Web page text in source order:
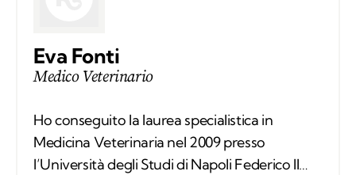
Eva Fonti
Medico Veterinario
Ho conseguito la laurea specialistica in
Medicina Veterinaria nel 2009 presso
l’Università degli Studi di Napoli Federico II